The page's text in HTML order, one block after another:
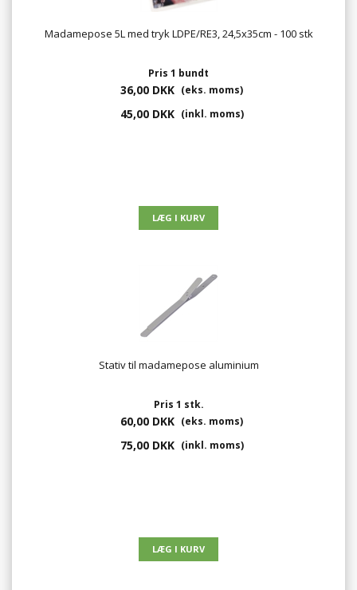
Madamepose 5L med tryk LDPE/RE3, 24,5x35cm - 100 stk
Pris 1 bundt
36,00 DKK (eks. moms)
45,00 DKK (inkl. moms)
Stativ til madamepose aluminium
Pris 1 stk.
60,00 DKK (eks. moms)
75,00 DKK (inkl. moms)